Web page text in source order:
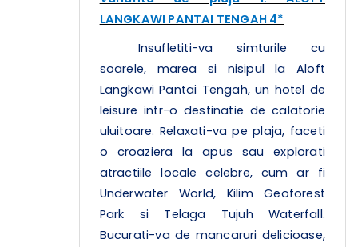
LANGKAWI PANTAI TENGAH 4*
Insufletiti-va simturile cu
soarele, marea si nisipul la Aloft
Langkawi Pantai Tengah, un hotel de
leisure intr-o destinatie de calatorie
uluitoare. Relaxati-va pe plaja, faceti
o croaziera la apus sau explorati
atractiile locale celebre, cum ar fi
Underwater World, Kilim Geoforest
Park si Telaga Tujuh Waterfall.
Bucurati-va de mancaruri delicioase,